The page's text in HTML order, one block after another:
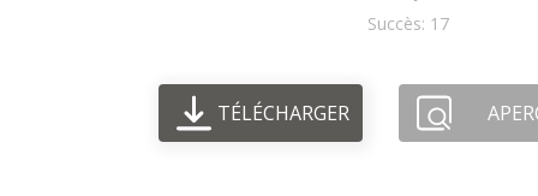
Succès: 17
TÉLÉCHARGER